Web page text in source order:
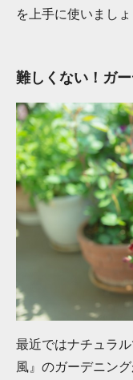
を上手に使いましょ
難しくない！ガ
最近ではナチュラ
風』のガーデニン